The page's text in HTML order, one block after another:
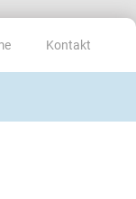
Kontakt